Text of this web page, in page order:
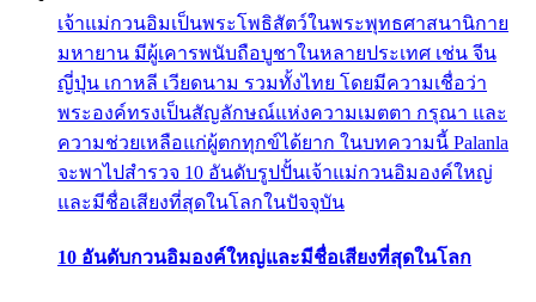
เจ้าแม่กวนอิมเป็นพระโพธิสัตว์ในพระพุทธศาสนานิกาย
มหายาน มีผู้เคารพนับถือบูชาในหลายประเทศ เช่น จีน
ญี่ปุ่น เกาหลี เวียดนาม รวมทั้งไทย โดยมีความเชื่อว่า
พระองค์ทรงเป็นสัญลักษณ์แห่งความเมตตา กรุณา และ
ความช่วยเหลือแก่ผู้ตกทุกข์ได้ยาก ในบทความนี้ Palanla
จะพาไปสำรวจ 10 อันดับรูปปั้นเจ้าแม่กวนอิมองค์ใหญ่
และมีชื่อเสียงที่สุดในโลกในปัจจุบัน
10 อันดับกวนอิมองค์ใหญ่และมีชื่อเสียงที่สุดในโลก